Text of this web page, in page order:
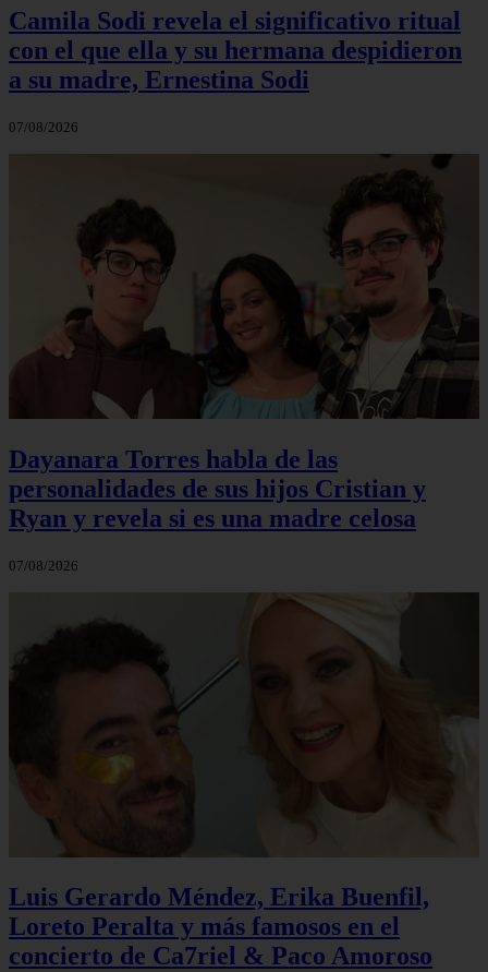
Camila Sodi revela el significativo ritual
con el que ella y su hermana despidieron
a su madre, Ernestina Sodi
07/08/2026
Dayanara Torres habla de las
personalidades de sus hijos Cristian y
Ryan y revela si es una madre celosa
07/08/2026
Luis Gerardo Méndez, Erika Buenfil,
Loreto Peralta y más famosos en el
concierto de Ca7riel & Paco Amoroso